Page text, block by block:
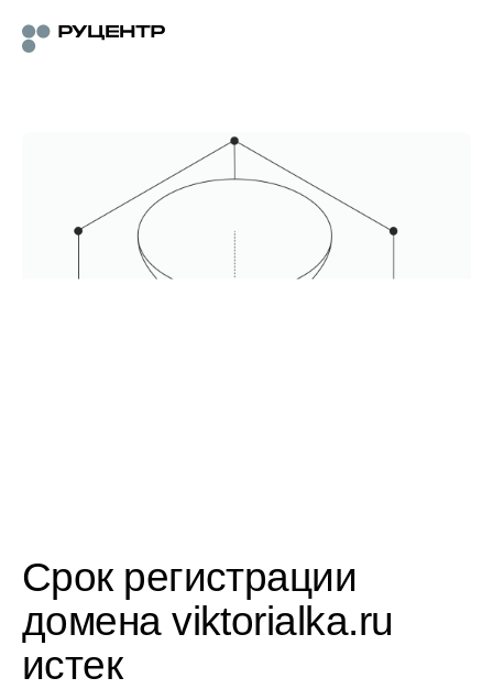
Срок регистрации
домена viktorialka.ru
истек